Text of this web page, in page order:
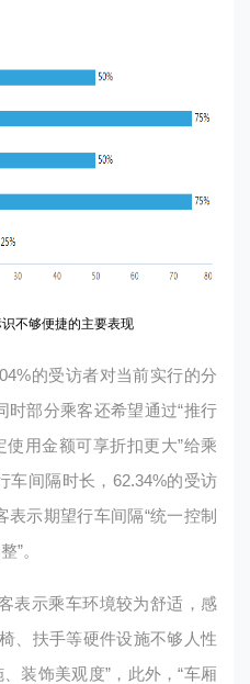
不够便捷的主要表现
的受访者对当前实行的分
时部分乘客还希望通过“推行
使用金额可享折扣更大”给乘
车间隔时长，62.34%的受访
示期望行车间隔“统一控制
”。
表示乘车环境较为舒适，感
、扶手等硬件设施不够人性
装饰美观度”，此外，“车厢